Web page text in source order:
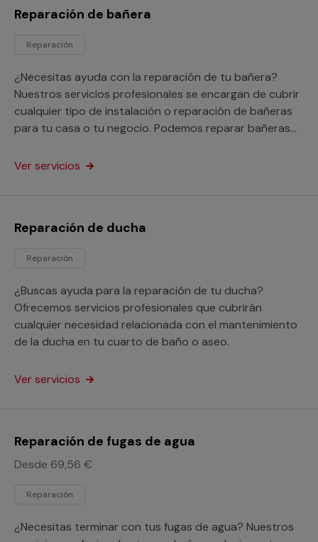
Reparación de bañera
Reparación
¿Necesitas ayuda con la reparación de tu bañera?
Nuestros servicios profesionales se encargan de cubrir
cualquier tipo de instalación o reparación de bañeras
para tu casa o tu negocio. Podemos reparar bañeras
los agujeros y fugas que tenga.
Ver servicios
Reparación de ducha
Reparación
¿Buscas ayuda para la reparación de tu ducha?
Ofrecemos servicios profesionales que cubrirán
cualquier necesidad relacionada con el mantenimiento
de la ducha en tu cuarto de baño o aseo.
Ver servicios
Reparación de fugas de agua
Desde 69,56 €
Reparación
¿Necesitas terminar con tus fugas de agua? Nuestros